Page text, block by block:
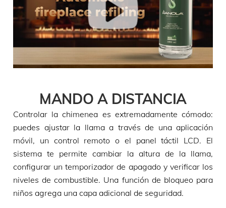
MANDO A DISTANCIA
Controlar la chimenea es extremadamente cómodo:
puedes ajustar la llama a través de una aplicación
móvil, un control remoto o el panel táctil LCD. El
sistema te permite cambiar la altura de la llama,
configurar un temporizador de apagado y verificar los
niveles de combustible. Una función de bloqueo para
niños agrega una capa adicional de seguridad.